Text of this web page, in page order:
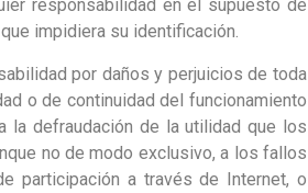
responsabilidad en el supuesto de
impidiera su identificación.
por daños y perjuicios de toda
o de continuidad del funcionamiento
defraudación de la utilidad que los
no de modo exclusivo, a los fallos
participación a través de Internet, o